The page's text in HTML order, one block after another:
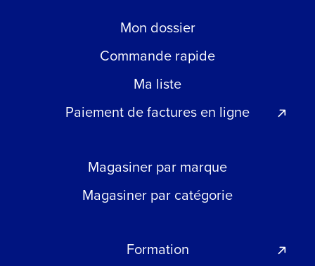
Mon dossier
Commande rapide
Ma liste
Paiement de factures en ligne
Magasiner par marque
Magasiner par catégorie
Formation